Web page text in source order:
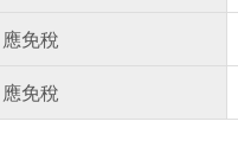
應免稅
應免稅